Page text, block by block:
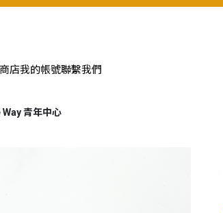
商店我的帳號聯繫我們
青年中心